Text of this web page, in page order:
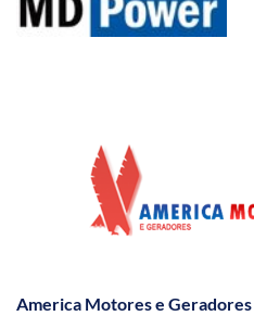
America Motores e Geradores